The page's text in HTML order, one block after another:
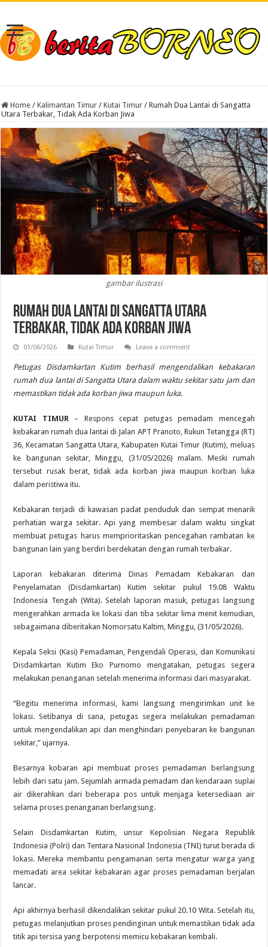
Home / Kalimantan Timur / Kutai Timur / Rumah Dua Lantai di Sangatta
Utara Terbakar, Tidak Ada Korban Jiwa
gambar ilustrasi
Rumah Dua Lantai di Sangatta Utara
Terbakar, Tidak Ada Korban Jiwa
01/06/2026 Kutai Timur Leave a comment
Petugas Disdamkartan Kutim berhasil mengendalikan kebakaran
rumah dua lantai di Sangatta Utara dalam waktu sekitar satu jam dan
memastikan tidak ada korban jiwa maupun luka.
KUTAI TIMUR – Respons cepat petugas pemadam mencegah
kebakaran rumah dua lantai di Jalan APT Pranoto, Rukun Tetangga (RT)
36, Kecamatan Sangatta Utara, Kabupaten Kutai Timur (Kutim), meluas
ke bangunan sekitar, Minggu, (31/05/2026) malam. Meski rumah
tersebut rusak berat, tidak ada korban jiwa maupun korban luka
dalam peristiwa itu.
Kebakaran terjadi di kawasan padat penduduk dan sempat menarik
perhatian warga sekitar. Api yang membesar dalam waktu singkat
membuat petugas harus memprioritaskan pencegahan rambatan ke
bangunan lain yang berdiri berdekatan dengan rumah terbakar.
Laporan kebakaran diterima Dinas Pemadam Kebakaran dan
Penyelamatan (Disdamkartan) Kutim sekitar pukul 19.08 Waktu
Indonesia Tengah (Wita). Setelah laporan masuk, petugas langsung
mengerahkan armada ke lokasi dan tiba sekitar lima menit kemudian,
sebagaimana diberitakan Nomorsatu Kaltim, Minggu, (31/05/2026).
Kepala Seksi (Kasi) Pemadaman, Pengendali Operasi, dan Komunikasi
Disdamkartan Kutim Eko Purnomo mengatakan, petugas segera
melakukan penanganan setelah menerima informasi dari masyarakat.
“Begitu menerima informasi, kami langsung mengirimkan unit ke
lokasi. Setibanya di sana, petugas segera melakukan pemadaman
untuk mengendalikan api dan menghindari penyebaran ke bangunan
sekitar,” ujarnya.
Besarnya kobaran api membuat proses pemadaman berlangsung
lebih dari satu jam. Sejumlah armada pemadam dan kendaraan suplai
air dikerahkan dari beberapa pos untuk menjaga ketersediaan air
selama proses penanganan berlangsung.
Selain Disdamkartan Kutim, unsur Kepolisian Negara Republik
Indonesia (Polri) dan Tentara Nasional Indonesia (TNI) turut berada di
lokasi. Mereka membantu pengamanan serta mengatur warga yang
memadati area sekitar kebakaran agar proses pemadaman berjalan
lancar.
Api akhirnya berhasil dikendalikan sekitar pukul 20.10 Wita. Setelah itu,
petugas melanjutkan proses pendinginan untuk memastikan tidak ada
titik api tersisa yang berpotensi memicu kebakaran kembali.